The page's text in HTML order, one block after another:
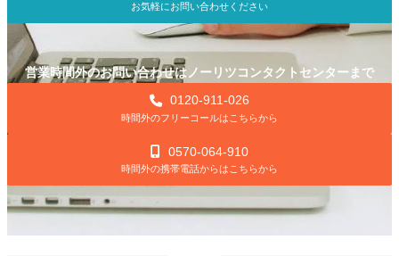
お気軽にお問い合わせください
営業時間外のお問い合わせはノーリツコンタクトセンターまで
0120-911-026
時間外のフリーコールはこちらから
0570-064-910
時間外の携帯電話からはこちらから